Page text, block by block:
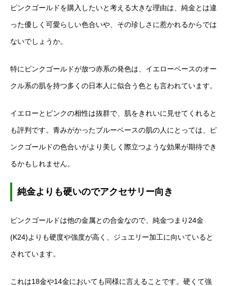
ピンクゴールドを購入したいと考える大きな理由は、純金とは違
った優しく可愛らしい色合いや、その珍しさに惹かれるからでは
ないでしょうか。
特にピンクゴールドが放つ赤系の発色は、イエローベースのオー
クル系の肌を持つ多くの日本人に似合う色とも言われています。
イエローとピンクの相性は抜群で、肌をきれいに見せてくれると
も評判です。青みがかったブルーベースの肌の人にとっては、ピ
ンクゴールドの色合いがより美しく際立つような効果が期待でき
るかもしれません。
純金よりも硬いのでアクセサリー向き
ピンクゴールドは他の金属との合金なので、純金つまり24金
(K24)よりも硬度や強度が高く、ジュエリー加工に向いていると
されています。
これは18金や14金においても同様に言えることです。硬くて強